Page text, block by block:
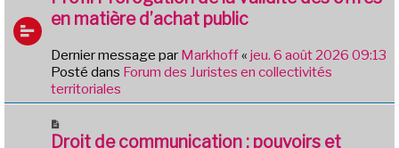
u
v
a
u
m
en matière d’achat public
Dernier message par Markhoff« jeu. 6 août 2026 09:13
Posté dans Forum des Juristes en collectivités
territoriales
o
Droit de communication : pouvoirs et